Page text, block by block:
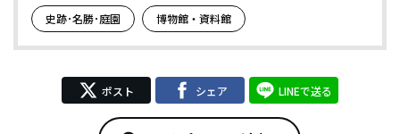
史跡･名勝･庭園 博物館・資料館
ポスト シェア LINEで送る